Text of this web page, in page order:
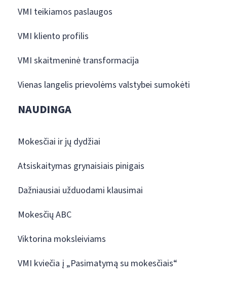
VMI teikiamos paslaugos
VMI kliento profilis
VMI skaitmeninė transformacija
Vienas langelis prievolėms valstybei sumokėti
NAUDINGA
Mokesčiai ir jų dydžiai
Atsiskaitymas grynaisiais pinigais
Dažniausiai užduodami klausimai
Mokesčių ABC
Viktorina moksleiviams
VMI kviečia į „Pasimatymą su mokesčiais“